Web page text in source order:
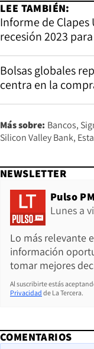
LEE TAMBIÉN:
Informe de Clapes
recesión 2023
Bolsas globales
centra en la
Más sobre: Bancos
Silicon Valley Bank
NEWSLETTER
Pulso PM
Lunes a
Lo más relevante
información
tomar mejores
Al suscribirte estás
Privacidad de La Tercera.
COMENTARIOS